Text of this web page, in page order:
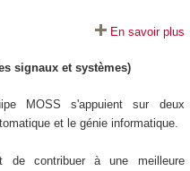
En savoir plus
signaux et systèmes)
MOSS s'appuient sur deux
et le génie informatique.
de contribuer à une meilleure